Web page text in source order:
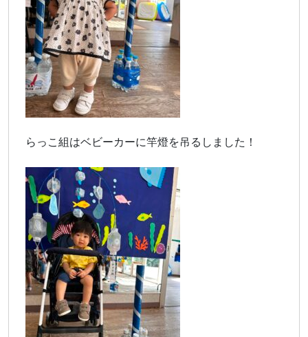
らっこ組はベビーカーに竿燈を吊るしました！